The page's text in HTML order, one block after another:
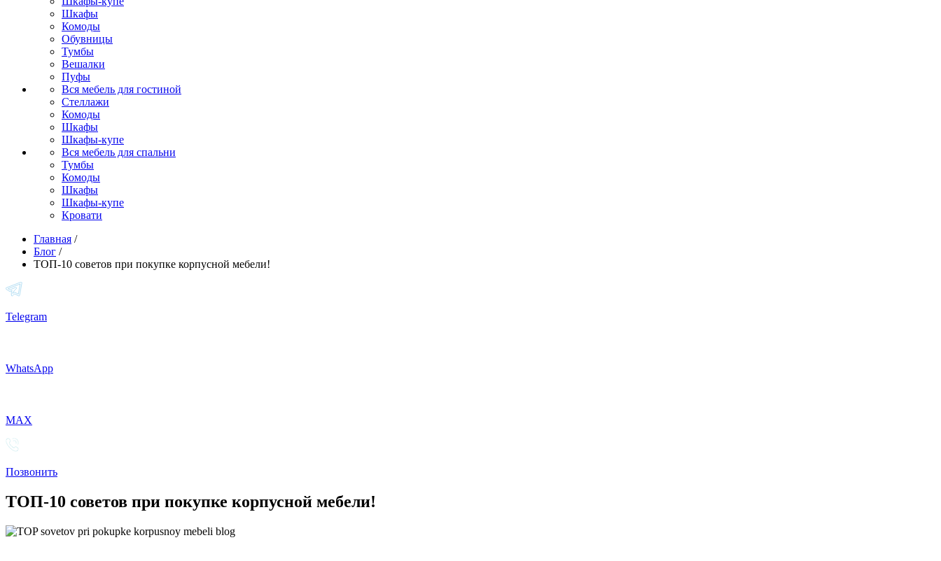
Шкафы
Комоды
Обувницы
Тумбы
Вешалки
Пуфы
Вся мебель для гостиной
Стеллажи
Комоды
Шкафы
Шкафы-купе
Вся мебель для спальни
Тумбы
Комоды
Шкафы
Шкафы-купе
Кровати
Главная /
Блог /
ТОП-10 советов при покупке корпусной мебели!
Telegram
WhatsApp
MAX
Позвонить
ТОП-10 советов при покупке корпусной мебели!